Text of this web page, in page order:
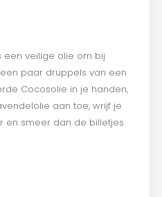
een veilige olie om bij
paar druppels van een
Cocosolie in je handen,
aan toe, wrijf je
en smeer dan de billetjes